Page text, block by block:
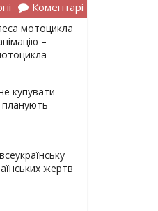
Коментарі
мотоцикла
–
купувати
планують
жертв